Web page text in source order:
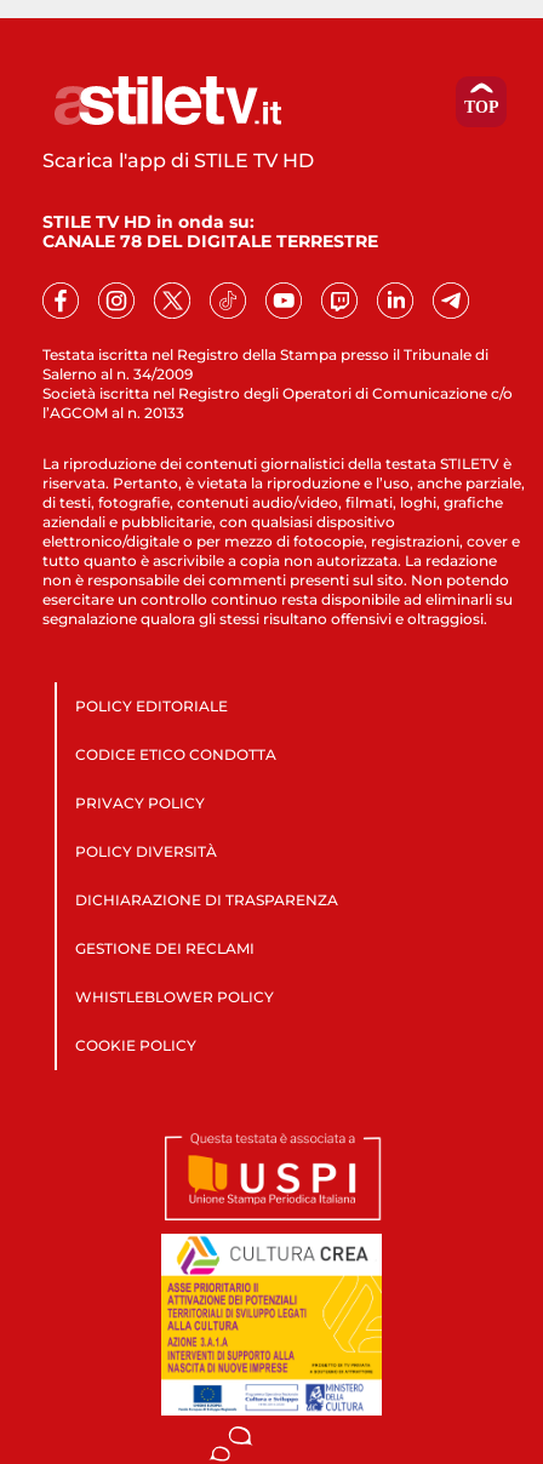
Testata iscritta nel Registro della Stampa presso il Tribunale di
Salerno al n. 34/2009
Società iscritta nel Registro degli Operatori di Comunicazione c/o
l’AGCOM al n. 20133
Scarica l'app di STILE TV HD
STILE TV HD in onda su:
CANALE 78 DEL DIGITALE TERRESTRE
La riproduzione dei contenuti giornalistici della testata STILETV è
riservata. Pertanto, è vietata la riproduzione e l’uso, anche parziale,
di testi, fotografie, contenuti audio/video, filmati, loghi, grafiche
aziendali e pubblicitarie, con qualsiasi dispositivo
elettronico/digitale o per mezzo di fotocopie, registrazioni, cover e
tutto quanto è ascrivibile a copia non autorizzata. La redazione
non è responsabile dei commenti presenti sul sito. Non potendo
esercitare un controllo continuo resta disponibile ad eliminarli su
segnalazione qualora gli stessi risultano offensivi e oltraggiosi.
POLICY EDITORIALE
CODICE ETICO CONDOTTA
PRIVACY POLICY
POLICY DIVERSITÀ
DICHIARAZIONE DI TRASPARENZA
GESTIONE DEI RECLAMI
WHISTLEBLOWER POLICY
COOKIE POLICY